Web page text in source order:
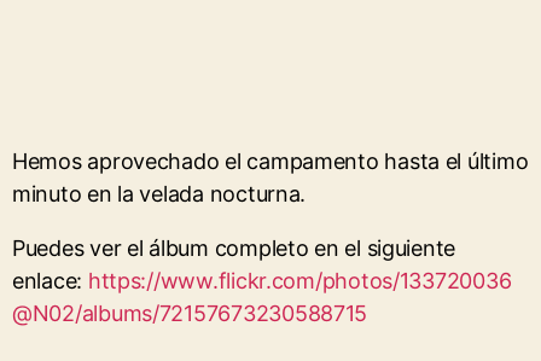
Hemos aprovechado el campamento hasta el último
minuto en la velada nocturna.
Puedes ver el álbum completo en el siguiente
enlace: https://www.flickr.com/photos/133720036
@N02/albums/72157673230588715